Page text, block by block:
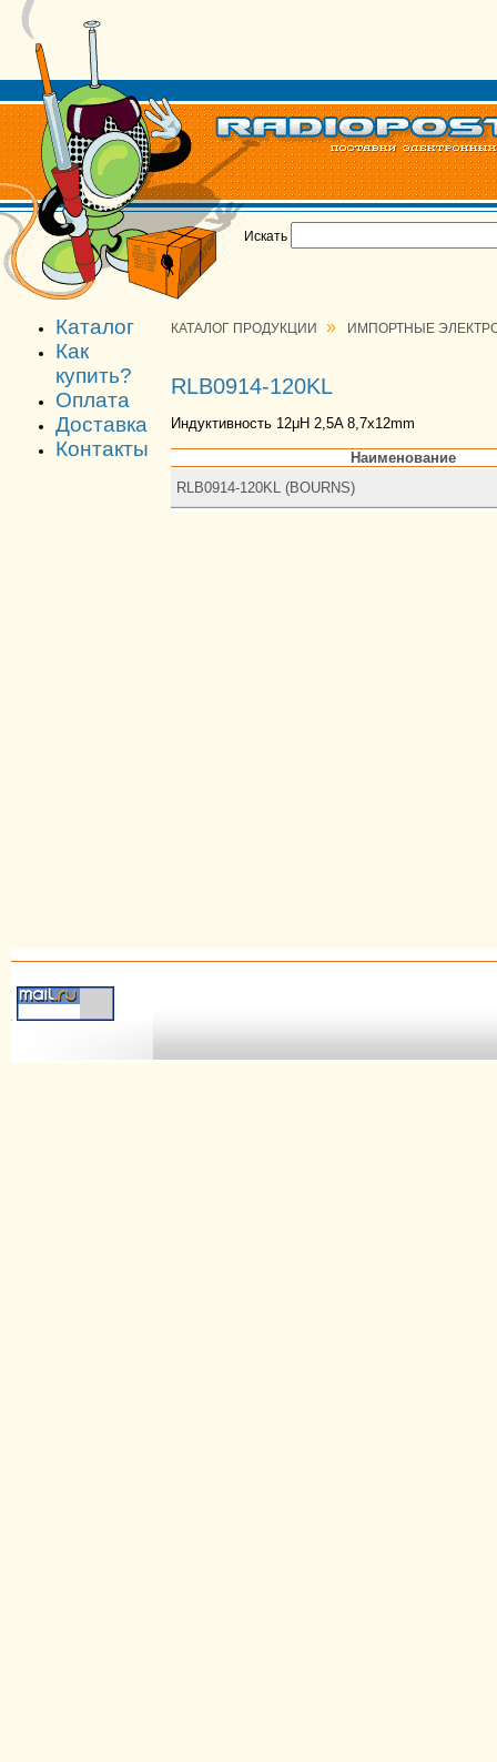
Искать
Каталог
Как
купить?
Оплата
Доставка
Контакты
КАТАЛОГ ПРОДУКЦИИ » ИМПОРТНЫЕ
RLB0914-120KL
Индуктивность 12μH 2,5A 8,7x12mm
Наименование
RLB0914-120KL (BOURNS)